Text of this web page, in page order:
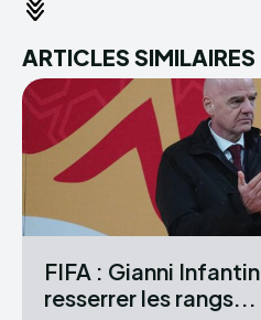
ARTICLES SIMILAIRES
FIFA : Gianni
resserrer les rangs...